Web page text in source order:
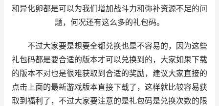
和异化卵都是可以为我们增加战斗力和弥补资源不足的问
题，何况还有这么多的礼包码。
不过大家要是想要全都兑换也是不容易的，因为这些
礼包码都是要合适的版本才可以兑换到的，大家如果下载
的版本不对也是很难获取到合适的奖励，建议大家直接的
点击上面的最新游戏版本直接下载了，这样就比较容易获
取到福利了，不过大家要注意的是礼包码是兑换次数的限